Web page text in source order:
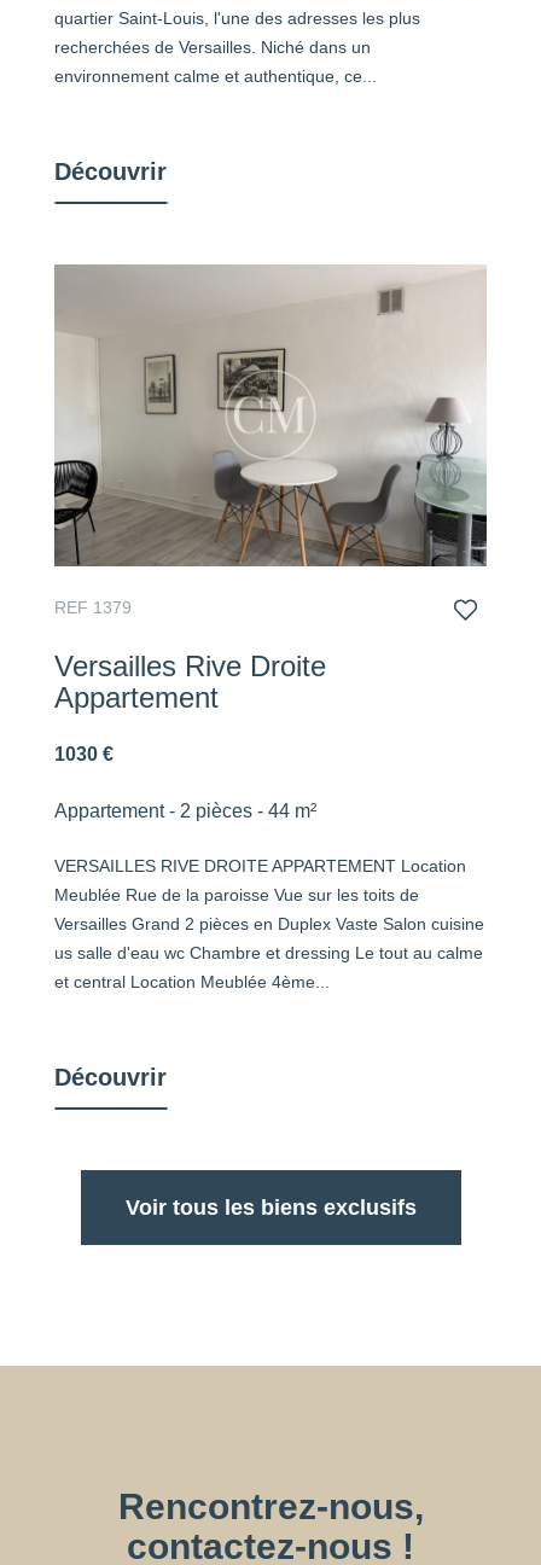
quartier Saint-Louis, l'une des adresses les plus
recherchées de Versailles. Niché dans un
environnement calme et authentique, ce...
Découvrir
REF 1379
Versailles Rive Droite
Appartement
1030 €
Appartement - 2 pièces - 44 m²
VERSAILLES RIVE DROITE APPARTEMENT Location
Meublée Rue de la paroisse Vue sur les toits de
Versailles Grand 2 pièces en Duplex Vaste Salon cuisine
us salle d'eau wc Chambre et dressing Le tout au calme
et central Location Meublée 4ème...
Découvrir
Voir tous les biens exclusifs
Rencontrez-nous,
contactez-nous !